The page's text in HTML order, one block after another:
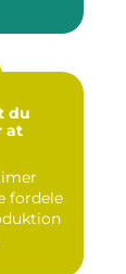
du
at
fordele